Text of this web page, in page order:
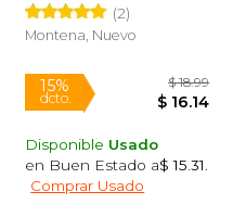
15%
dcto.
(2)
Montena, Nuevo
Disponible Usado
en Buen Estado a$ 15.31
Comprar Usado